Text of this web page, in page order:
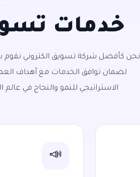
خدمات
نحن كأفضل شركة تسويق الكتروني نقوم
لضمان توافق الخدمات مع أهداف
الاستراتيجي للنمو والنجاح في
📣